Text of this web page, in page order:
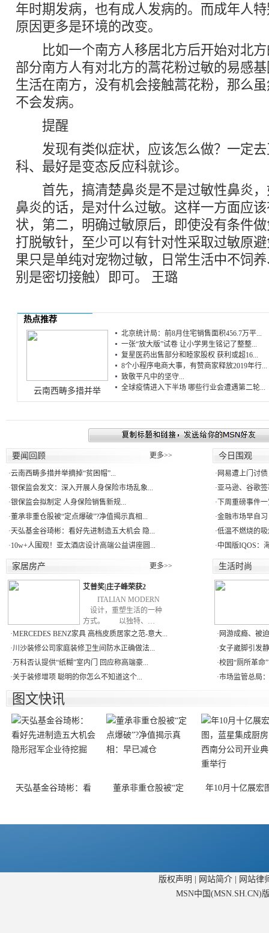
年时期发病，也有成人发病的。而成年人
原因更多是环境的改变。
比如一个南方人移居北方后开始对北方
部分南方人有对北方的蒿花粉过敏的易感
生活在南方，没有机会接触蒿花粉，那么
不会发病。
提醒
发现有类似症状，应该怎么做？一定去
科、最好是变态反应科就诊。
首先，搞清楚鼻炎是不是过敏性鼻炎，
鼻炎的话，是对什么过敏。这样一方面应
状，第二，明确过敏原后，即使没有条件
打脱敏针，至少可以有针对性采取过敏原
果只是单纯对宠物过敏，日常生活中不饲
别是密切接触）即可。 王璐
热点推荐
云南西畴多措并举
北京统计局：前8月住宅销售面积456.7万平...
一张“放大版”试卷 让小学男生铭记了整整...
复星医药出售部分和睦家股权 获利或超16...
8个小程序电商大事，有赞商家释放2019年行...
致敬平凡中的坚守...
全球疫情进入下半场 哪些行业会遭遇第二轮...
要闻回顾 更多>>
·云南西畴多措并举摘掉“贫困帽”...
·银保监会发文：深入开展人身保险市场乱象...
·银保监会拟制定 人身保险销售新规...
·董承非重仓股被“定点爆破”?净值揭示真相...
·天弘基金谷琦彬：看好先进制造五大机会 隐...
·10w+人围观！亚太酒店设计高端公益讲座圆...
今日围观
· 网易遭上门讨
·亚马逊、谷歌
· 下周重磅事件
·金融市场早自
·低温不燃烧的
·中国版IQOS：
家居房产 更多>>
艾普奖|庄子峰荣获2
ITALIAN MODERN
设计，重塑生活的一种
方式。 以独特、…
·MERCEDES BENZ家具 高档皮质居家之范-意大...
·川沙装修公司家庭装修卫生间防水正确做法...
·万科否认提供“纸糊”室内门 回应称高端豪...
·关于装修增项 聪明的你怎么不知道这个...
生活时尚
· 网游成瘾、被
·女子崴脚引发
·校园“厕所革命
·市场监管总局
图文快讯
天弘基金谷琦彬：看 董承非重仓股被“定 年10月十亿展宏
版权声明 网站简介|
网站律
MSN中国(MSN.SH.CN)